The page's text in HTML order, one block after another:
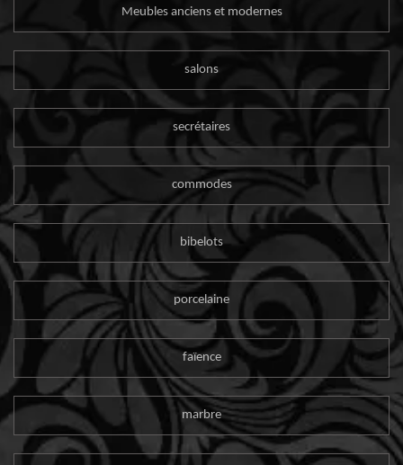
Meubles anciens et modernes
salons
secrétaires
commodes
bibelots
porcelaine
faïence
marbre